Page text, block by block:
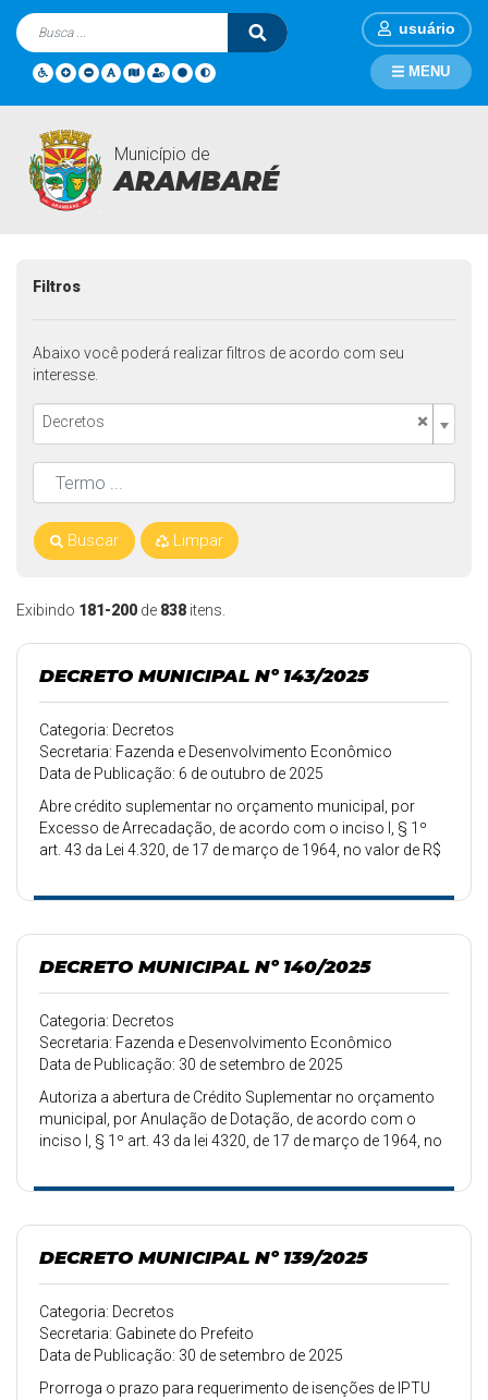
usuário
Município de
ARAMBARÉ
MENU
Legislações
Exibindo 181-200 de 838 itens.
DECRETO MUNICIPAL Nº 143/2025
Categoria: Decretos
Secretaria: Fazenda e Desenvolvimento Econômico
Data de Publicação: 6 de outubro de 2025
Abre crédito suplementar no orçamento municipal, por
Excesso de Arrecadação, de acordo com o inciso I, § 1º
art. 43 da Lei 4.320, de 17 de março de 1964, no valor de R$
DECRETO MUNICIPAL Nº 140/2025
Categoria: Decretos
Secretaria: Fazenda e Desenvolvimento Econômico
Data de Publicação: 30 de setembro de 2025
Autoriza a abertura de Crédito Suplementar no orçamento
municipal, por Anulação de Dotação, de acordo com o
inciso I, § 1º art. 43 da lei 4320, de 17 de março de 1964, no
DECRETO MUNICIPAL Nº 139/2025
Categoria: Decretos
Secretaria: Gabinete do Prefeito
Data de Publicação: 30 de setembro de 2025
Prorroga o prazo para requerimento de isenções de IPTU
Filtros
Abaixo você poderá realizar filtros de acordo com seu
interesse.
×
Decretos
Buscar Limpar